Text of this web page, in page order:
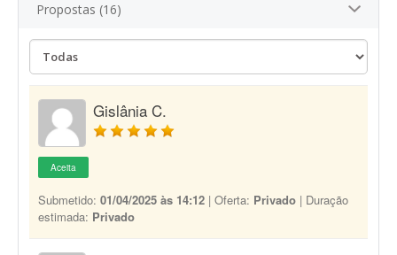
Propostas (16)
Gislânia C.
Aceita
Submetido: 01/04/2025 às 14:12 | Oferta: Privado | Duração
estimada: Privado